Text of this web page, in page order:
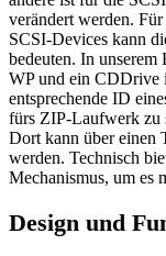
verändert werden.
SCSI-Devices kann
bedeuten. In unserem
WP und ein CDDrive
entsprechende ID
fürs ZIP-Laufwerk zu
Dort kann über einen
werden. Technisch
Mechanismus, um es
Design und